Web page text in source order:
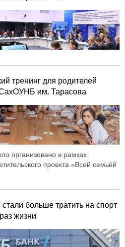
тренинг для родителей
им. Тарасова
организовано в рамках
проекта «Всей семьёй
больше тратить на спорт
жизни